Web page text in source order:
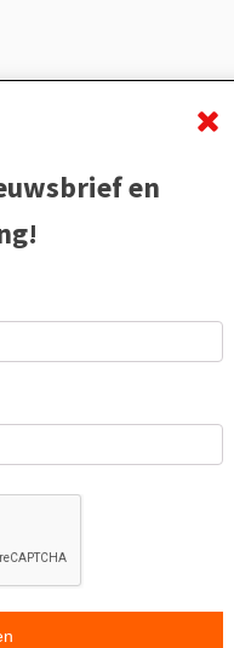
en